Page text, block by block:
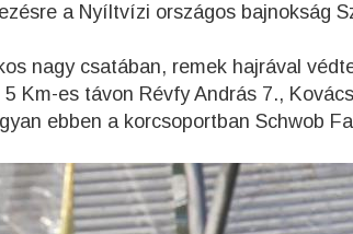
a Nyíltvízi országos bajnokság
nagy csatában, remek hajrával
Km-es távon Révfy András 7.,
ebben a korcsoportban Schwob